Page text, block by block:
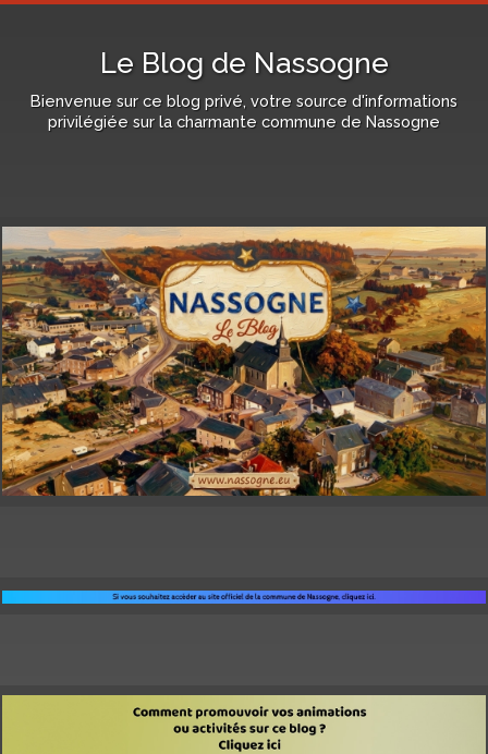
Le Blog de Nassogne
Bienvenue sur ce blog privé, votre source d'informations
privilégiée sur la charmante commune de Nassogne